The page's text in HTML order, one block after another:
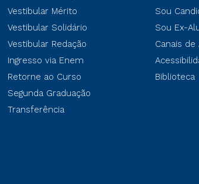
Vestibular Mérito
Vestibular Solidário
Vestibular Redação
Ingresso via Enem
Retorne ao Curso
Segunda Graduação
Transferência
Sou
Sou Ex-
Canais
Biblioteca